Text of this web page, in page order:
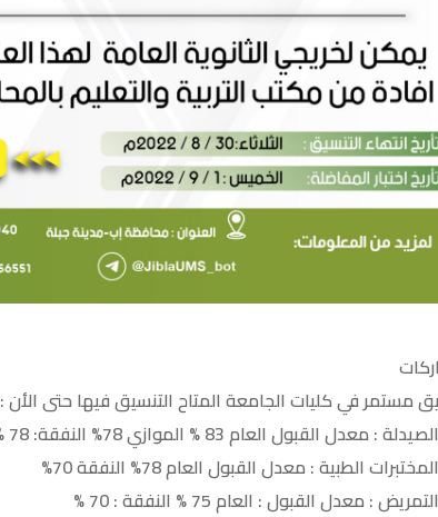
مستمر في كليات الجامعة المتاح التنسيق فيها حتى الأن :
: معدل القبول العام 83 % الموازي 78% النفقة: 78 %
الطبية : معدل القبول العام 78% النفقة 70%
: معدل القبول : العام 75 % النفقة : 70 %